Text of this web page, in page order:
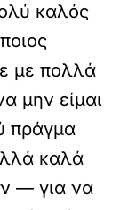
καλός
με πολλά
μην είμαι
πράγμα
καλά
— για να